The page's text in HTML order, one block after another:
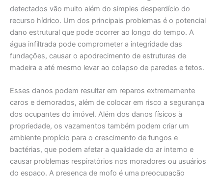
detectados vão muito além do simples desperdício do
recurso hídrico. Um dos principais problemas é o potencial
dano estrutural que pode ocorrer ao longo do tempo. A
água infiltrada pode comprometer a integridade das
fundações, causar o apodrecimento de estruturas de
madeira e até mesmo levar ao colapso de paredes e tetos.
Esses danos podem resultar em reparos extremamente
caros e demorados, além de colocar em risco a segurança
dos ocupantes do imóvel. Além dos danos físicos à
propriedade, os vazamentos também podem criar um
ambiente propício para o crescimento de fungos e
bactérias, que podem afetar a qualidade do ar interno e
causar problemas respiratórios nos moradores ou usuários
do espaço. A presença de mofo é uma preocupação